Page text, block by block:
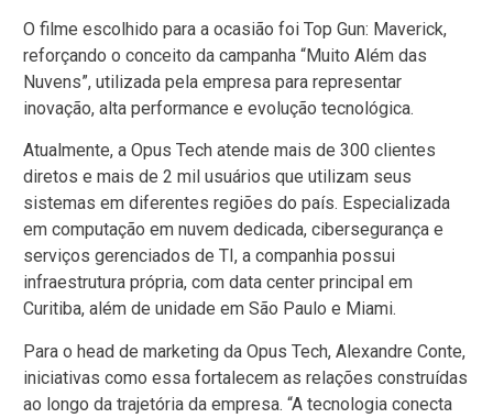
O filme escolhido para a ocasião foi Top Gun: Maverick,
reforçando o conceito da campanha “Muito Além das
Nuvens”, utilizada pela empresa para representar
inovação, alta performance e evolução tecnológica.
Atualmente, a Opus Tech atende mais de 300 clientes
diretos e mais de 2 mil usuários que utilizam seus
sistemas em diferentes regiões do país. Especializada
em computação em nuvem dedicada, cibersegurança e
serviços gerenciados de TI, a companhia possui
infraestrutura própria, com data center principal em
Curitiba, além de unidade em São Paulo e Miami.
Para o head de marketing da Opus Tech, Alexandre Conte,
iniciativas como essa fortalecem as relações construídas
ao longo da trajetória da empresa. “A tecnologia conecta